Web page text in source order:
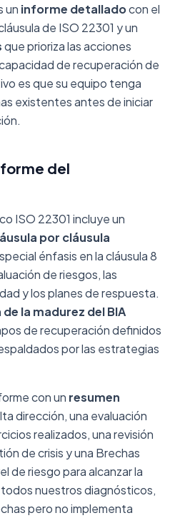
un informe detalladocon el
de ISO 22301 y un
que prioriza las acciones
de recuperación de
es que su equipo tenga
existentes antes de iniciar
del
ISO 22301 incluye un
por cláusula
énfasis en la cláusula 8
de riesgos, las
y los planes de respuesta.
la madurez del BIA
de recuperación definidos
por las estrategias
con un resumen
dirección, una evaluación
realizados, una revisión
de crisis y una Brechas
de riesgo para alcanzar la
nuestros diagnósticos,
pero no implementa